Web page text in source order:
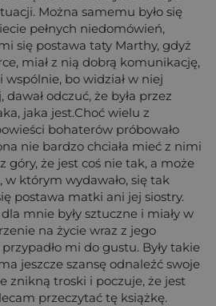
Można samemu było się
pełnych niedomówień,
się postawa taty Marthy, gdyż
miał z nią dobrą komunikację,
wspólnie, bo widział w niej
dawał odczuć, że była przez
jaka jest.Choć wielu z
bohaterów próbowało
nie bardzo chciała mieć z nimi
góry, że jest coś nie tak, a może
w którym wydawało, się tak
postawa matki ani jej siostry.
mnie były sztuczne i miały w
na życie wraz z jego
mi do gustu. Były takie
jeszcze szansę odnaleźć swoje
znikną troski i poczuje, że jest
przeczytać tę książkę.